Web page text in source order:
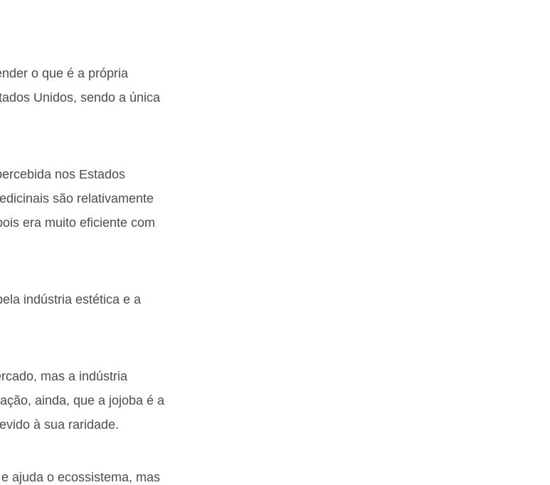
o que é a própria
Unidos, sendo a única
nos Estados
são relativamente
era muito eficiente com
indústria estética e a
mas a indústria
ainda, que a jojoba é a
à sua raridade.
ajuda o ecossistema, mas